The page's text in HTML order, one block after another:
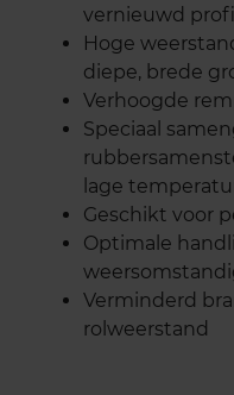
vernieuwd
Hoge
diepe, brede
Verhoogde
Speciaal
lage
Geschikt voor
Optimale
Verminderd
rolweerstand